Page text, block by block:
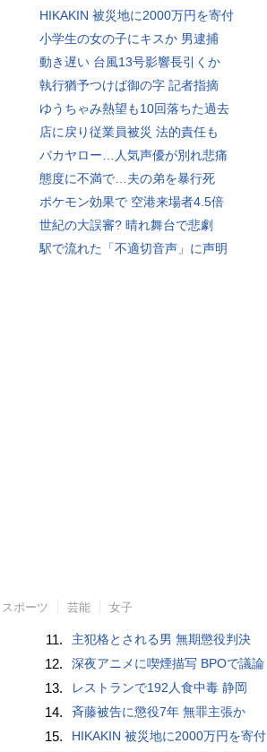
HIKAKIN 被災地に2000万円を寄付
小学生の女の子にキスか 男逮捕
動き遅い 台風13号影響長引くか
執行猶予つけば御の字 記者指摘
ゆうちゃみ熱望も10回落ちた過去
店に戻り従業員被災 法的責任も
バカヤロー…人気声優が別れ悲痛
態度に不満で…夫の弟を暴行死
ポケモン効果で 空港来場者4.5倍
世紀の大誤審? 晴れ舞台で悲劇
駅で流れた「不適切音声」に声明
スポーツ 芸能 女子
11. 主犯格とされる男 無期懲役判決
12. 深夜アニメに喫煙描写 BPOで議論
13. レストランで192人食中毒 静岡
14. 斉藤被告に懲役7年 無罪主張か
15. HIKAKIN 被災地に2000万円を寄付